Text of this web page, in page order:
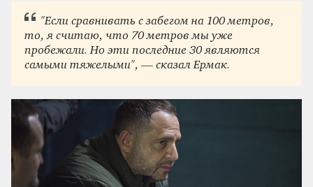
"Если сравнивать с забегом на 100 метров,
то, я считаю, что 70 метров мы уже
пробежали. Но эти последние 30 являются
самыми тяжелыми", — сказал Ермак.